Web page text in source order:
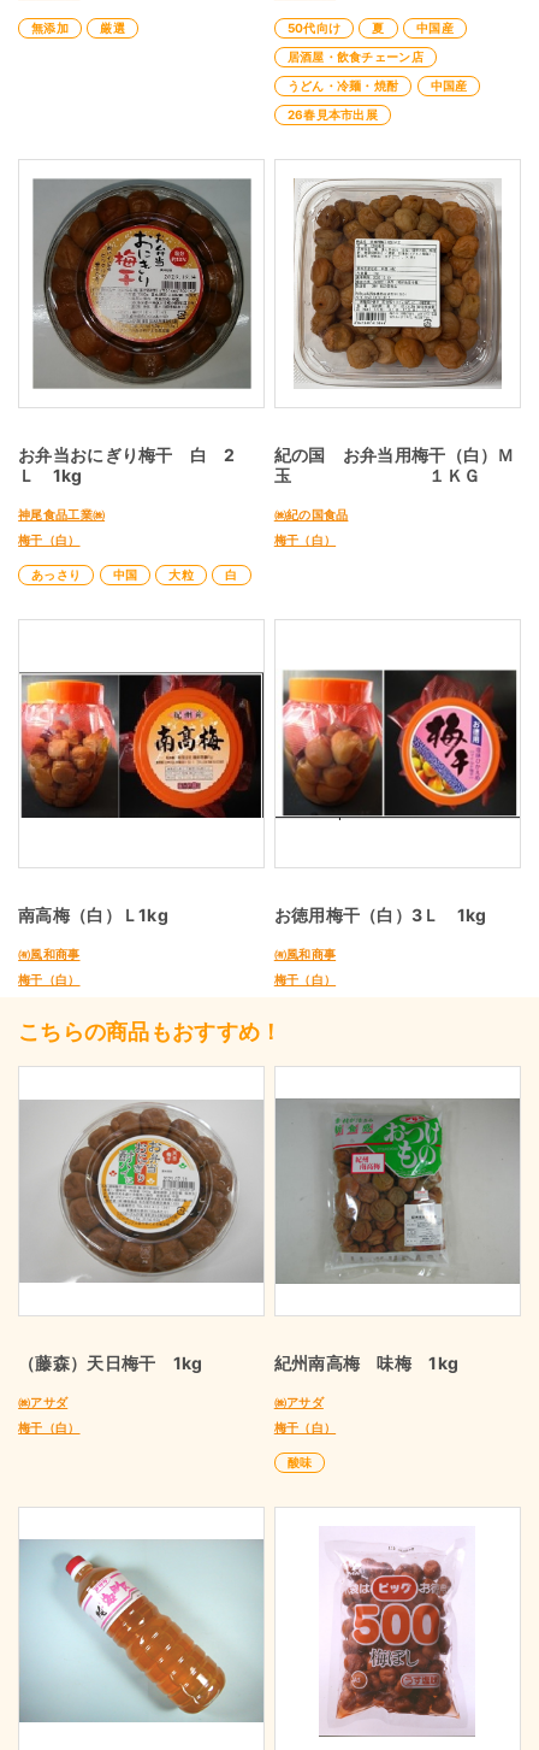
無添加 厳選 50代向け 夏
中国産
居酒屋・飲食チェーン店
うどん・冷麺・焼酎
中国産
26春見本市出展
お弁当おにぎり梅干 白 2
Ｌ 1kg
神尾食品工業㈱
梅干（白）
あっさり 中国 大粒 白
紀の国 お弁当用梅干（白）Ｍ
玉 １ＫＧ
㈱紀の国食品
梅干（白）
南高梅（白）Ｌ1kg
㈲風和商事
梅干（白）
お徳用梅干（白）3Ｌ 1kg
㈲風和商事
梅干（白）
こちらの商品もおすすめ！
（藤森）天日梅干 1kg
㈱アサダ
梅干（白）
紀州南高梅 味梅 1kg
㈱アサダ
梅干（白）
酸味